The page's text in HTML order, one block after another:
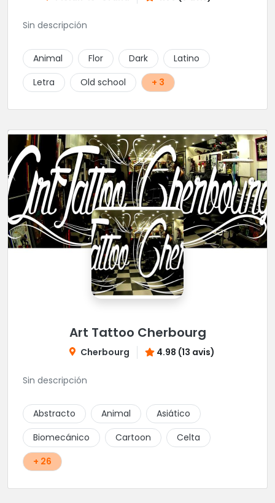
Sin descripción
Animal Flor Dark
Latino
Letra
Old school + 3
Art Tattoo Cherbourg
Cherbourg 4.98 (13 avis)
Sin descripción
Abstracto Animal
Asiático
Biomecánico
Cartoon
Celta
+ 26